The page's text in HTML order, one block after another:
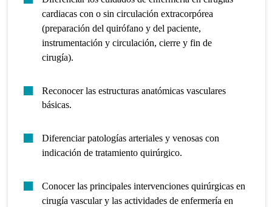
cardiacas con o sin circulación extracorpórea
(preparación del quirófano y del paciente,
instrumentación y circulación, cierre y fin de
cirugía).
Reconocer las estructuras anatómicas vasculares
básicas.
Diferenciar patologías arteriales y venosas con
indicación de tratamiento quirúrgico.
Conocer las principales intervenciones quirúrgicas en
cirugía vascular y las actividades de enfermería en